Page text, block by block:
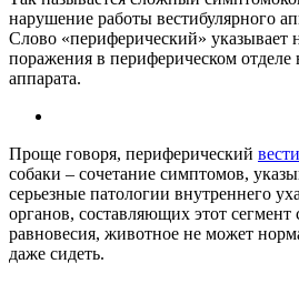
нарушение работы вестибулярного
Слово «периферический» указывает
поражения в периферическом отделе
аппарата.
Проще говоря, периферический
собаки – сочетание симптомов,
серьезные патологии внутреннего
органов, составляющих этот
равновесия, животное не может
даже сидеть.